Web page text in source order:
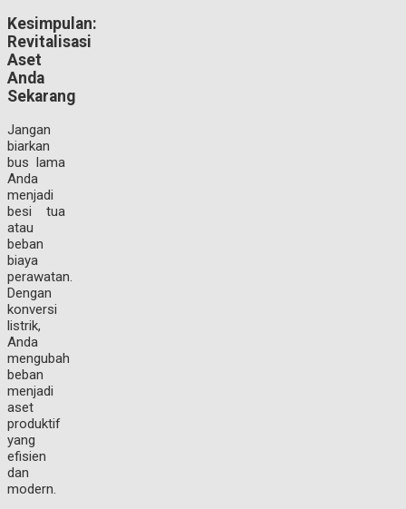
Kesimpulan:
Revitalisasi
Aset
Anda
Sekarang
Jangan
biarkan
bus lama
Anda
menjadi
besi tua
atau
beban
biaya
perawatan.
Dengan
konversi
listrik,
Anda
mengubah
beban
menjadi
aset
produktif
yang
efisien
dan
modern.